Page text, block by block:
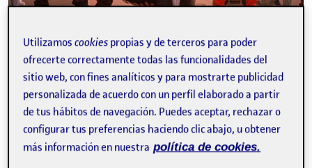
Publicado porAnálisis Heurístico – Adidas app (Col)
Publicado por
Ivan Sierra Escobar
Visibilidad:Fecha de publicación4 noviembre, 2025 11:56 pm
- en Análisis Heurístico – Adidas app
DEBATE CONTRIBUTION
0
EN ANÁLISIS HEURÍSTICO – ADIDAS APP
Utilizamoscookies propias y de terceros para poder
ofrecerte correctamente todas las funcionalidades del
sitio web, con fines analíticos y para mostrarte publicidad
personalizada de acuerdo con un perfil elaborado a partir
de tus hábitos de navegación. Puedes aceptar, rechazar o
configurar tus preferencias haciendo clic abajo, u obtener
más información en nuestra política de cookies.